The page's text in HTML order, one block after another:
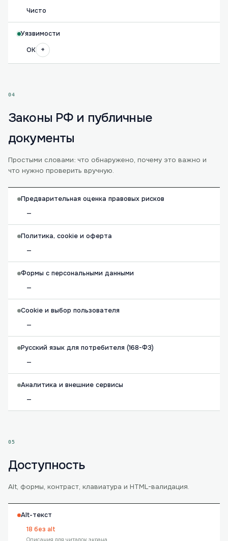
Чисто
Уязвимости
OK
+
04
Законы РФ и публичные
документы
Простыми словами: что обнаружено, почему это важно и
что нужно проверить вручную.
Предварительная оценка правовых рисков
—
Политика, cookie и оферта
—
Формы с персональными данными
—
Cookie и выбор пользователя
—
Русский язык для потребителя (168-ФЗ)
—
Аналитика и внешние сервисы
—
05
Доступность
Alt, формы, контраст, клавиатура и HTML-валидация.
Alt-текст
18 без alt
Описания для читалок экрана